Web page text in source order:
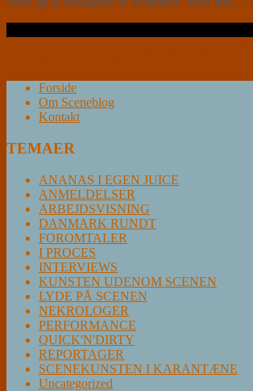
Forside
Om Sceneblog
Kontakt
TEMAER
ANANAS I EGEN JUICE
ANMELDELSER
ARBEJDSVISNING
DANMARK RUNDT
FOROMTALER
I PROCES
INTERVIEWS
KUNSTEN UDENOM SCENEN
LYDE PÅ SCENEN
NEKROLOGER
PERFORMANCE
QUICK'N'DIRTY
REPORTAGER
SCENEKUNSTEN I KARANTÆNE
Uncategorized